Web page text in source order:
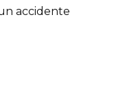
accidente